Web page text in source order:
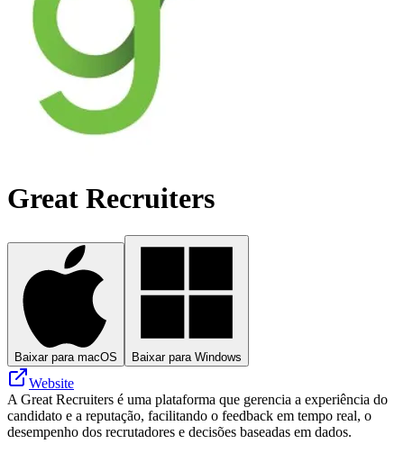
Great Recruiters
Baixar para macOS Baixar para Windows
Website
A Great Recruiters é uma plataforma que gerencia a experiência do
candidato e a reputação, facilitando o feedback em tempo real, o
desempenho dos recrutadores e decisões baseadas em dados.